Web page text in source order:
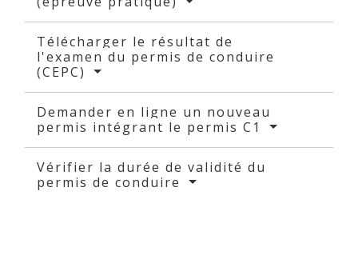
Télécharger le résultat de
l'examen du permis de conduire
(CEPC)
Demander en ligne un nouveau
permis intégrant le permis C1
Vérifier la durée de validité du
permis de conduire